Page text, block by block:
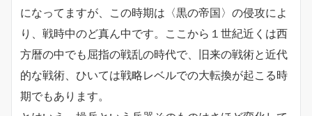
になってますが、この時期は〈黒の帝国〉の侵攻によ
り、戦時中のど真ん中です。ここから１世紀近くは西
方暦の中でも屈指の戦乱の時代で、旧来の戦術と近代
的な戦術、ひいては戦略レベルでの大転換が起こる時
期でもあります。